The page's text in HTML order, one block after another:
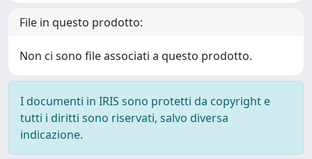
File in questo prodotto:
Non ci sono file associati a questo prodotto.
I documenti in IRIS sono protetti da copyright e
tutti i diritti sono riservati, salvo diversa
indicazione.